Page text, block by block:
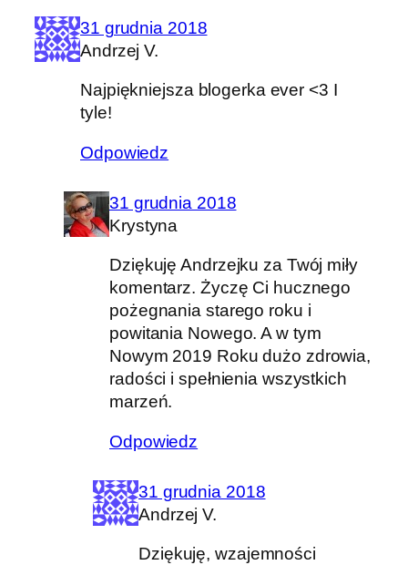
31 grudnia 2018
Andrzej V.
Najpiękniejsza blogerka ever <3 I
tyle!
Odpowiedz
31 grudnia 2018
Krystyna
Dziękuję Andrzejku za Twój miły
komentarz. Życzę Ci hucznego
pożegnania starego roku i
powitania Nowego. A w tym
Nowym 2019 Roku dużo zdrowia,
radości i spełnienia wszystkich
marzeń.
Odpowiedz
31 grudnia 2018
Andrzej V.
Dziękuję, wzajemności